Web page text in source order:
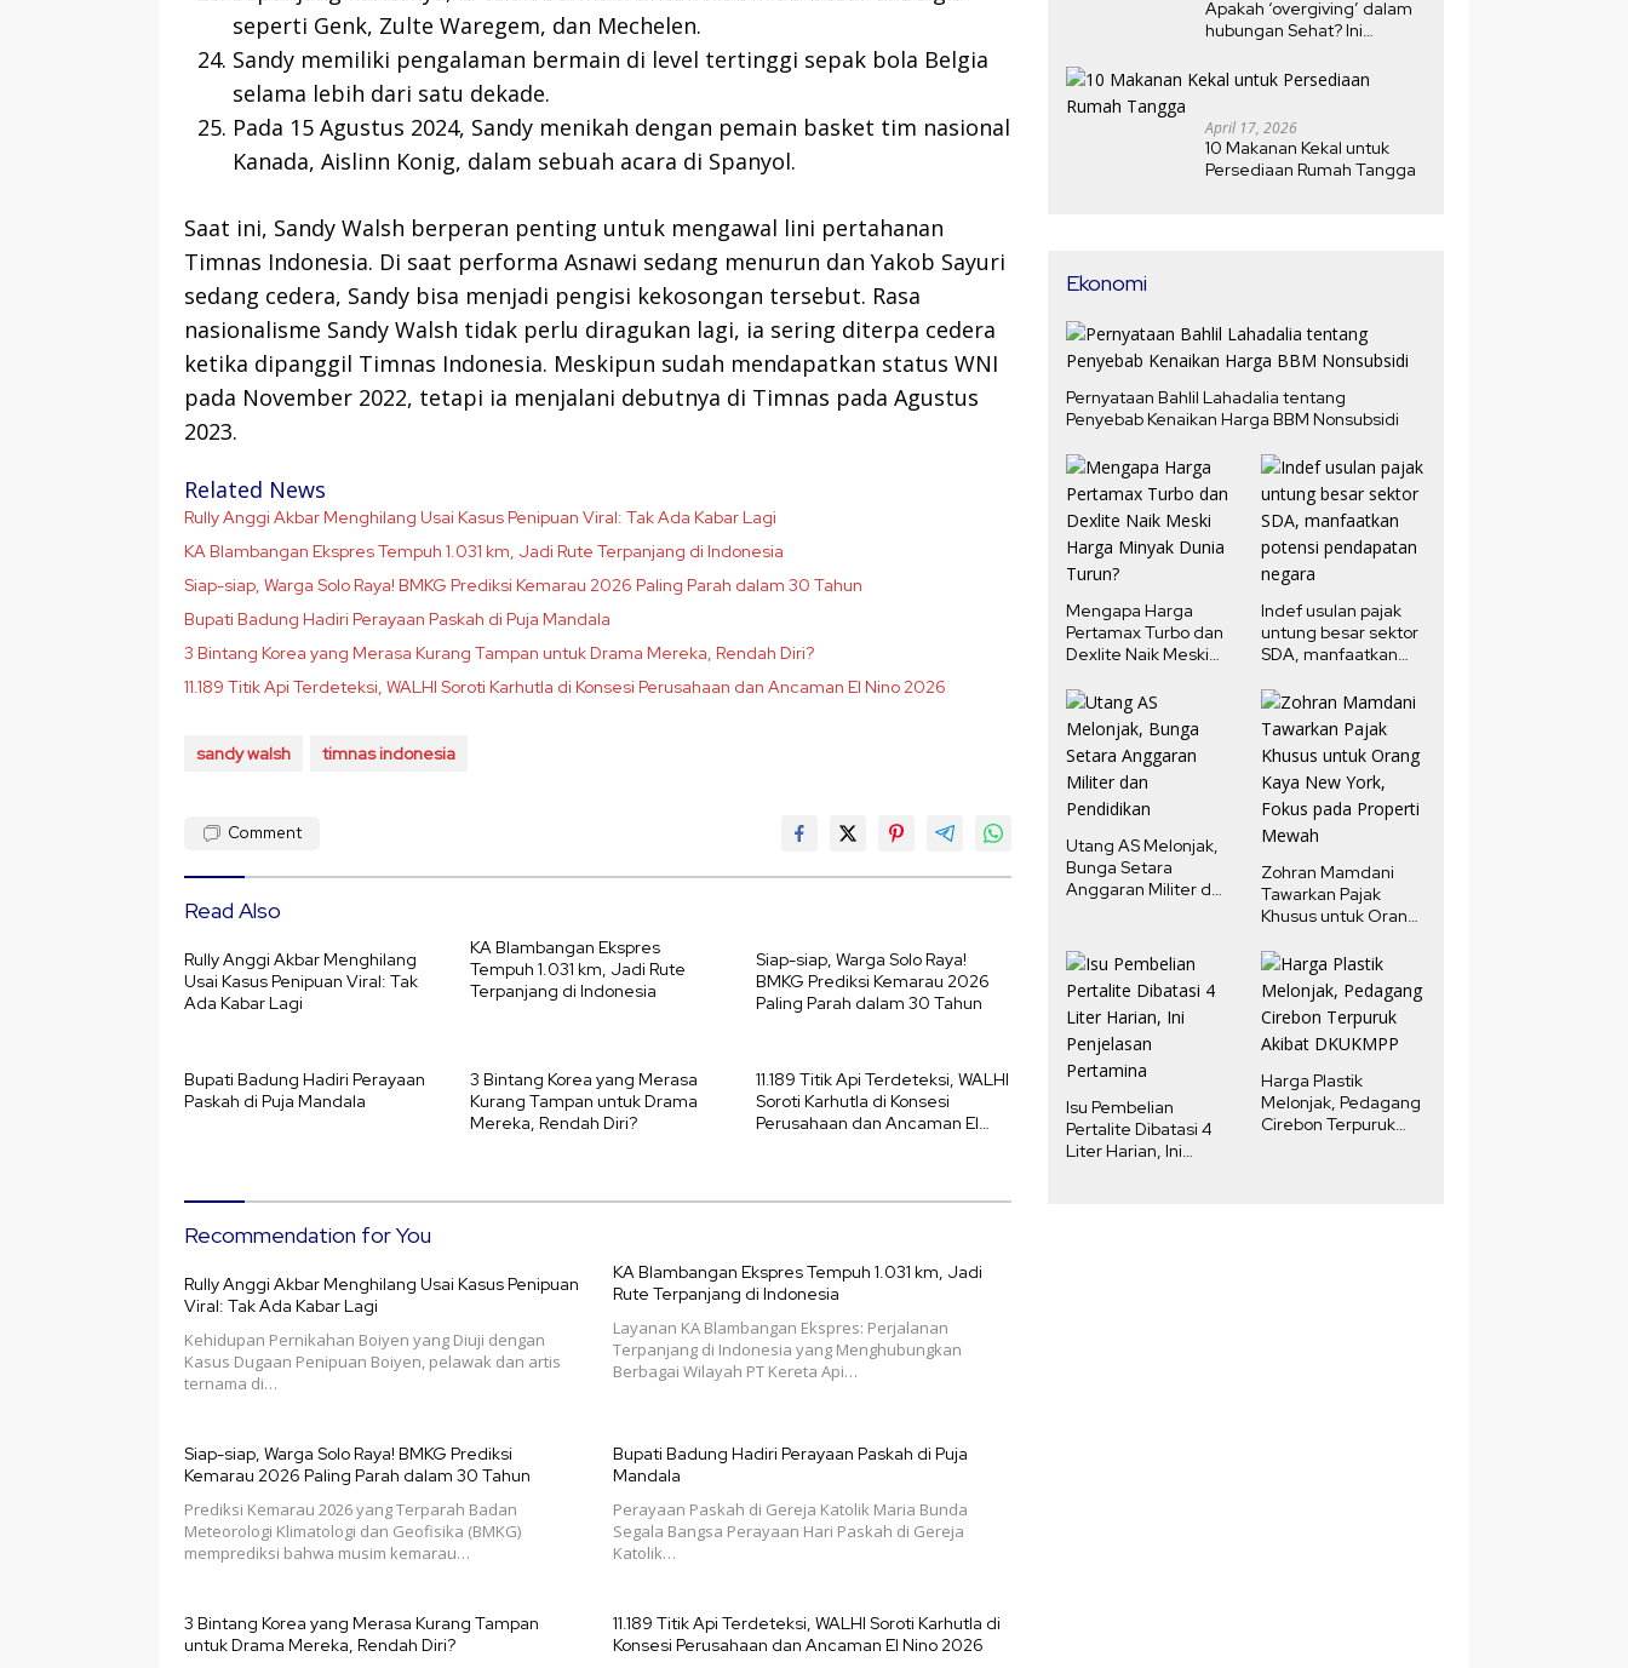
seperti Genk, Zulte Waregem, dan Mechelen.
Sandy memiliki pengalaman bermain di level tertinggi sepak bola Belgia
selama lebih dari satu dekade.
Pada 15 Agustus 2024, Sandy menikah dengan pemain basket tim nasional
Kanada, Aislinn Konig, dalam sebuah acara di Spanyol.
Saat ini, Sandy Walsh berperan penting untuk mengawal lini pertahanan
Timnas Indonesia. Di saat performa Asnawi sedang menurun dan Yakob Sayuri
sedang cedera, Sandy bisa menjadi pengisi kekosongan tersebut. Rasa
nasionalisme Sandy Walsh tidak perlu diragukan lagi, ia sering diterpa cedera
ketika dipanggil Timnas Indonesia. Meskipun sudah mendapatkan status WNI
pada November 2022, tetapi ia menjalani debutnya di Timnas pada Agustus
2023.
Related News
Rully Anggi Akbar Menghilang Usai Kasus Penipuan Viral: Tak Ada Kabar Lagi
KA Blambangan Ekspres Tempuh 1.031 km, Jadi Rute Terpanjang di Indonesia
Siap-siap, Warga Solo Raya! BMKG Prediksi Kemarau 2026 Paling Parah dalam 30 Tahun
Bupati Badung Hadiri Perayaan Paskah di Puja Mandala
3 Bintang Korea yang Merasa Kurang Tampan untuk Drama Mereka, Rendah Diri?
11.189 Titik Api Terdeteksi, WALHI Soroti Karhutla di Konsesi Perusahaan dan Ancaman El Nino 2026
sandy walsh timnas indonesia
Comment
Read Also
Rully Anggi Akbar Menghilang
Usai Kasus Penipuan Viral: Tak
Ada Kabar Lagi
KA Blambangan Ekspres
Tempuh 1.031 km, Jadi Rute
Terpanjang di Indonesia
Siap-siap, Warga Solo Raya!
BMKG Prediksi Kemarau 2026
Paling Parah dalam 30 Tahun
Bupati Badung Hadiri Perayaan
Paskah di Puja Mandala
3 Bintang Korea yang Merasa
Kurang Tampan untuk Drama
Mereka, Rendah Diri?
11.189 Titik Api Terdeteksi, WALHI
Soroti Karhutla di Konsesi
Perusahaan dan Ancaman El
Recommendation for You
Rully Anggi Akbar Menghilang Usai Kasus Penipuan
Viral: Tak Ada Kabar Lagi
Kehidupan Pernikahan Boiyen yang Diuji dengan
Kasus Dugaan Penipuan Boiyen, pelawak dan artis
ternama di…
KA Blambangan Ekspres Tempuh 1.031 km, Jadi
Rute Terpanjang di Indonesia
Layanan KA Blambangan Ekspres: Perjalanan
Terpanjang di Indonesia yang Menghubungkan
Berbagai Wilayah PT Kereta Api…
Siap-siap, Warga Solo Raya! BMKG Prediksi
Kemarau 2026 Paling Parah dalam 30 Tahun
Prediksi Kemarau 2026 yang Terparah Badan
Meteorologi Klimatologi dan Geofisika (BMKG)
memprediksi bahwa musim kemarau…
Bupati Badung Hadiri Perayaan Paskah di Puja
Mandala
Perayaan Paskah di Gereja Katolik Maria Bunda
Segala Bangsa Perayaan Hari Paskah di Gereja
Katolik…
3 Bintang Korea yang Merasa Kurang Tampan
untuk Drama Mereka, Rendah Diri?
11.189 Titik Api Terdeteksi, WALHI Soroti Karhutla di
Konsesi Perusahaan dan Ancaman El Nino 2026
Apakah ‘overgiving’ dalam
hubungan Sehat? Ini
April 17, 2026
10 Makanan Kekal untuk
Persediaan Rumah Tangga
Ekonomi
Pernyataan Bahlil Lahadalia tentang
Penyebab Kenaikan Harga BBM Nonsubsidi
Mengapa Harga
Pertamax Turbo dan
Dexlite Naik Meski
Turun?
Indef usulan pajak
untung besar sektor
SDA, manfaatkan
negara
Utang AS Melonjak,
Bunga Setara
Anggaran Militer dan
Zohran Mamdani
Tawarkan Pajak
Khusus untuk Orang
Fokus pada Properti
Mewah
Isu Pembelian
Pertalite Dibatasi 4
Liter Harian, Ini
Harga Plastik
Melonjak, Pedagang
Cirebon Terpuruk